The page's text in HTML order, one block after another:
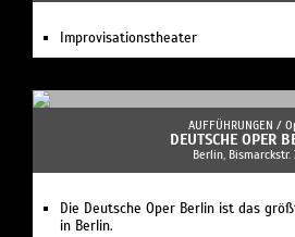
Improvisationstheater
AUFFÜHRUNGEN /
DEUTSCHE OPER
Berlin, Bismarckstr.
Die Deutsche Oper Berlin ist das
in Berlin.